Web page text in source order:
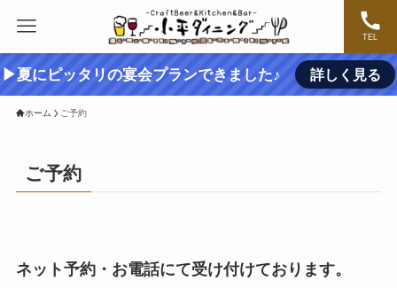
TEL
▶夏にピッタリの宴会プランできました♪ 詳しく見る
ホーム ご予約
ご予約
ネット予約・お電話にて受け付けております。